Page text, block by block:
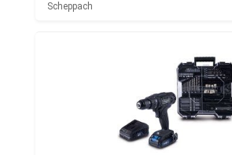
Scheppach